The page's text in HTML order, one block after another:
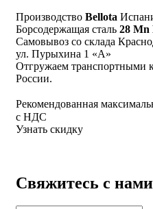
Производство Bellota
Борсодержащая сталь 28 Mn
Самовывоз со склада
ул. Пурыхина 1 «А»
Отгружаем транспортными
России.
Рекомендованная
с НДС
Узнать скидку
Свяжитесь с нами